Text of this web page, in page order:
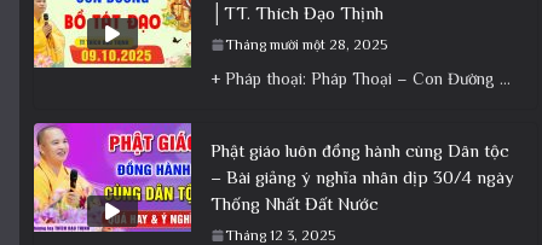
│TT. Thích Đạo Thịnh
Tháng mười một 28, 2025
+ Pháp thoại: Pháp Thoại – Con Đường Bồ Tát Đạo │TT. Thích Đạo Thịnh + Album: Pháp Thoại +
Phật giáo luôn đồng hành cùng Dân tộc
– Bài giảng ý nghĩa nhân dịp 30/4 ngày
Thống Nhất Đất Nước
Tháng 12 3, 2025